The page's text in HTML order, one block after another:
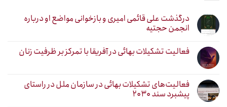
درگذشت علی قائمی امیری و بازخوانی مواضع او درباره
انجمن حجتیه
فعالیت تشکیلات بهائی در آفریقا با تمرکز بر ظرفیت زنان
فعالیت‌های تشکیلات بهائی در سازمان ملل در راستای
پیشبرد سند ۲۰۳۰